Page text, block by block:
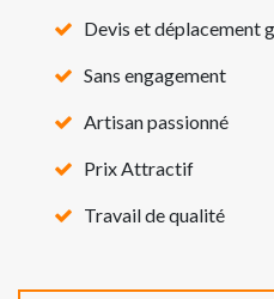
Devis et déplacement
Sans engagement
Artisan passionné
Prix Attractif
Travail de qualité